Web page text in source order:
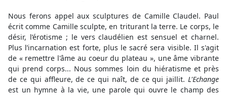
Nous ferons appel aux sculptures de Camille Claudel. Paul
écrit comme Camille sculpte, en triturant la terre. Le corps, le
désir, l’érotisme ; le vers claudélien est sensuel et charnel.
Plus l’incarnation est forte, plus le sacré sera visible. Il s'agit
de « remettre l'âme au coeur du plateau », une âme vibrante
qui prend corps... Nous sommes loin du hiératisme et près
de ce qui affleure, de ce qui naît, de ce qui jaillit. L'Echange
est un hymne à la vie, une parole qui ouvre le champ des